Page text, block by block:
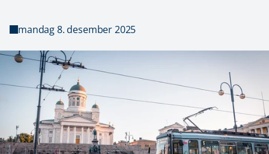
mandag 8. desember 2025